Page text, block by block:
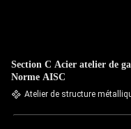
Section C Acier atelier de
Norme AISC
Atelier de structure